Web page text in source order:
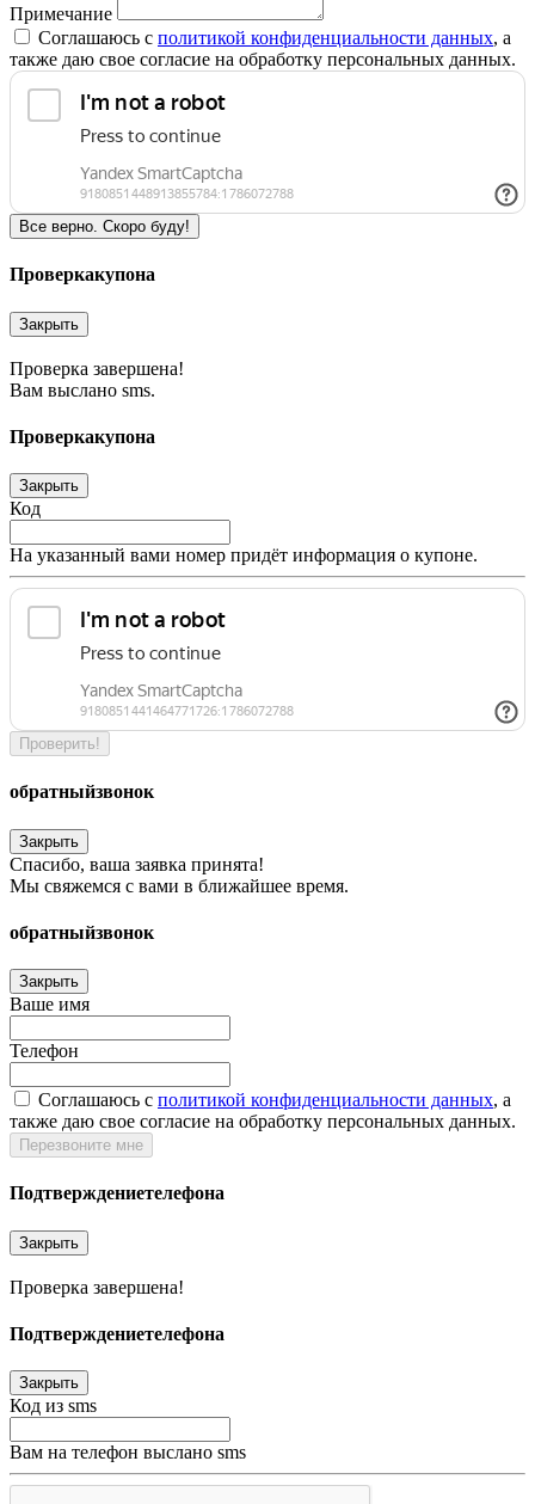
Примечание
Соглашаюсь c политикой конфиденциальности данных, а
также даю свое согласие на обработку персональных данных.
Все верно. Скоро буду!
Проверкакупона
Закрыть
Проверка завершена!
Вам выслано sms.
Проверкакупона
Закрыть
Код
На указанный вами номер придёт информация о купоне.
Проверить!
обратныйзвонок
Закрыть
Спасибо, ваша заявка принята!
Мы свяжемся с вами в ближайшее время.
обратныйзвонок
Закрыть
Ваше имя
Телефон
Соглашаюсь c политикой конфиденциальности данных, а
также даю свое согласие на обработку персональных данных.
Перезвоните мне
Подтверждениетелефона
Закрыть
Проверка завершена!
Подтверждениетелефона
Закрыть
Код из sms
Вам на телефон выслано sms